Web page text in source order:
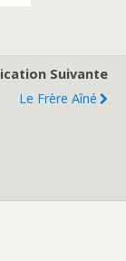
Suivante
Le Frère Aîné